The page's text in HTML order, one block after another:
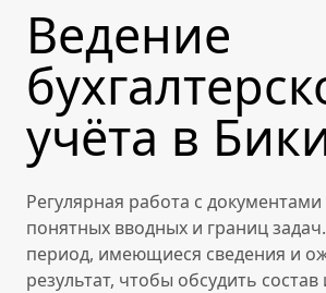
Ведение
учёта в
Регулярная работа с документами
понятных вводных и границ
период, имеющиеся сведения и
результат, чтобы обсудить состав